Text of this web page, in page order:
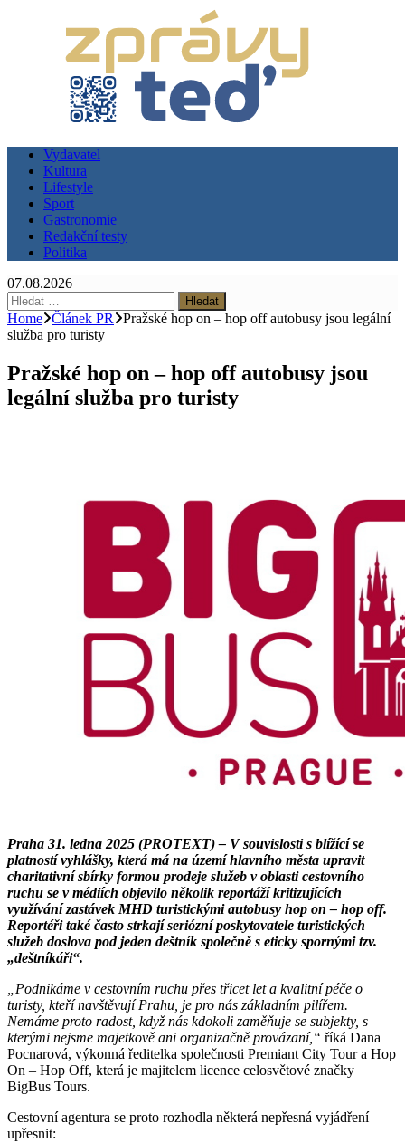
Vydavatel
Kultura
Lifestyle
Sport
Gastronomie
Redakční testy
Politika
07.08.2026
Vyhledávání
Home Článek PR
Pražské hop on – hop off autobusy jsou legální
služba pro turisty
Pražské hop on – hop off autobusy jsou
legální služba pro turisty
Praha 31. ledna 2025 (PROTEXT) – V souvislosti s blížící se
platností vyhlášky, která má na území hlavního města upravit
charitativní sbírky formou prodeje služeb v oblasti cestovního
ruchu se v médiích objevilo několik reportáží kritizujících
využívání zastávek MHD turistickými autobusy hop on – hop off.
Reportéři také často strkají seriózní poskytovatele turistických
služeb doslova pod jeden deštník společně s eticky spornými tzv.
„deštníkáři“.
„Podnikáme v cestovním ruchu přes třicet let a kvalitní péče o
turisty, kteří navštěvují Prahu, je pro nás základním pilířem.
Nemáme proto radost, když nás kdokoli zaměňuje se subjekty, s
kterými nejsme majetkově ani organizačně provázaní,“ říká Dana
Pocnarová, výkonná ředitelka společnosti Premiant City Tour a Hop
On – Hop Off, která je majitelem licence celosvětové značky
BigBus Tours.
Cestovní agentura se proto rozhodla některá nepřesná vyjádření
upřesnit: